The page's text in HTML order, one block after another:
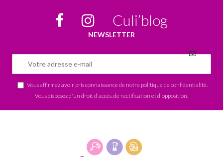
Culi’blog
NEWSLETTER
Vous affirmez avoir pris connaissance de notre politique de confidentialité
Vous disposez d'un droit d'accès, de rectification et d'opposition.